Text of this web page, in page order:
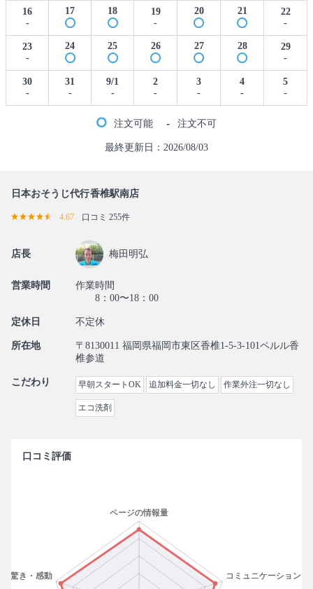
16
-
17 18
19
-
20 21
22
-
23
-
24 25 26 27 28
29
-
30
-
31
-
9/1
-
2
-
3
-
4
-
5
-
注文可能 - 注文不可
最終更新日：2026/08/03
日本おそうじ代行香椎駅南店
4.67 口コミ 255件
店長 梅田明弘
営業時間
作業時間
8：00〜18：00
定休日 不定休
所在地
〒8130011 福岡県福岡市東区香椎1-5-3-101ペルル香
椎参道
こだわり 早朝スタートOK 追加料金一切なし 作業外注一切なし
エコ洗剤
口コミ評価